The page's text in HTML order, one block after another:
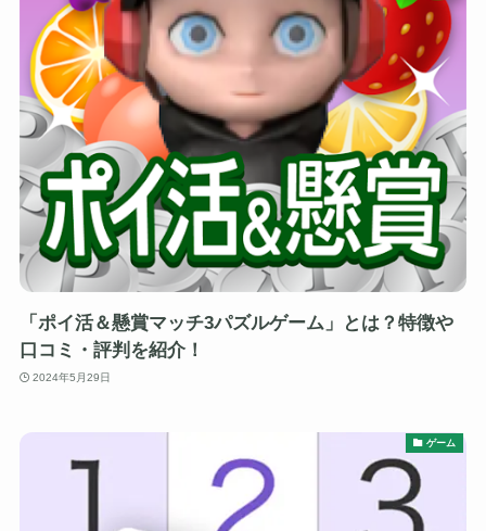
「ポイ活＆懸賞マッチ3パズルゲーム」とは？特徴や
口コミ・評判を紹介！
2024年5月29日
ゲーム